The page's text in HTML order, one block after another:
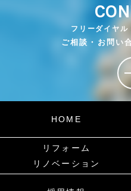
フリーダイヤ
ご相談・お問い
HOME
リフォーム
リノベーション